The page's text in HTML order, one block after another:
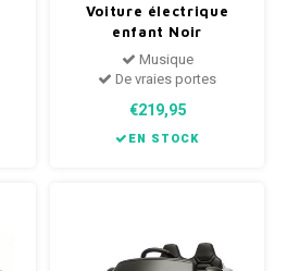
Voiture électrique
enfant Noir
Musique
De vraies portes
€219,95
EN STOCK